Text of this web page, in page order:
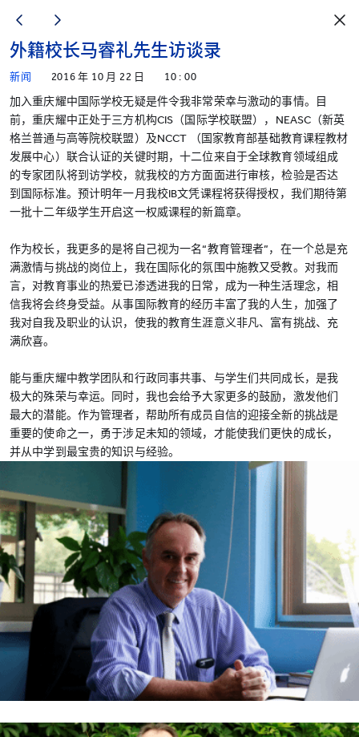
外籍校长马睿礼先生访谈录
新闻 2016 年 10 月 22 日 10 : 00
加入重庆耀中国际学校无疑是件令我非常荣幸与激动的事情。目
前，重庆耀中正处于三方机构CIS（国际学校联盟），NEASC（新英
格兰普通与高等院校联盟）及NCCT （国家教育部基础教育课程教材
发展中心）联合认证的关键时期，十二位来自于全球教育领域组成
的专家团队将到访学校，就我校的方方面面进行审核，检验是否达
到国际标准。预计明年一月我校IB文凭课程将获得授权，我们期待第
一批十二年级学生开启这一权威课程的新篇章。
作为校长，我更多的是将自己视为一名“教育管理者”，在一个总是充
满激情与挑战的岗位上，我在国际化的氛围中施教又受教。对我而
言，对教育事业的热爱已渗透进我的日常，成为一种生活理念，相
信我将会终身受益。从事国际教育的经历丰富了我的人生，加强了
我对自我及职业的认识，使我的教育生涯意义非凡、富有挑战、充
满欣喜。
能与重庆耀中教学团队和行政同事共事、与学生们共同成长，是我
极大的殊荣与幸运。同时，我也会给予大家更多的鼓励，激发他们
最大的潜能。作为管理者，帮助所有成员自信的迎接全新的挑战是
重要的使命之一，勇于涉足未知的领域，才能使我们更快的成长，
并从中学到最宝贵的知识与经验。